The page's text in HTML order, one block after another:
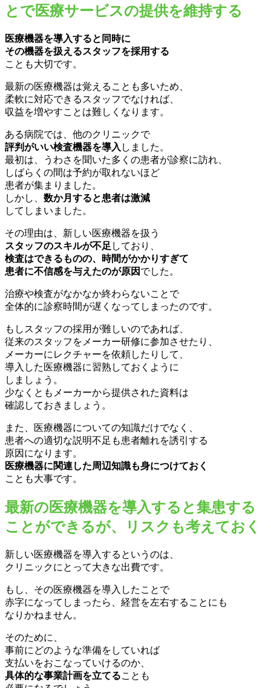
とで医療サービスの提供を維持する
医療機器を導入すると同時に
その機器を扱えるスタッフを採用する
ことも大切です。
最新の医療機器は覚えることも多いため、
柔軟に対応できるスタッフでなければ、
収益を増やすことは難しくなります。
ある病院では、他のクリニックで
評判がいい検査機器を導入 しました。
最初は、うわさを聞いた多くの患者が診察に訪れ、
しばらくの間は予約が取れないほど
患者が集まりました。
しかし、 数か月すると患者は激減
してしまいました。
その理由は、新しい医療機器を扱う
スタッフのスキルが不足 しており、
検査はできるものの、時間がかかりすぎて
患者に不信感を与えたのが原因 でした。
治療や検査がなかなか終わらないことで
全体的に診察時間が遅くなってしまったのです。
もしスタッフの採用が難しいのであれば、
従来のスタッフをメーカー研修に参加させたり、
メーカーにレクチャーを依頼したりして、
導入した医療機器に習熟しておくように
しましょう。
少なくともメーカーから提供された資料は
確認しておきましょう。
また、医療機器についての知識だけでなく、
患者への適切な説明不足も患者離れを誘引する
原因になります。
医療機器に関連した周辺知識も身につけておく
ことも大事です。
最新の医療機器を導入すると集患する
ことができるが、リスクも考えておく
新しい医療機器を導入するというのは、
クリニックにとって大きな出費です。
もし、その医療機器を導入したことで
赤字になってしまったら、経営を左右することにも
なりかねません。
そのために、
事前にどのような準備をしていれば
支払いをおこなっていけるのか、
具体的な事業計画を立てることも